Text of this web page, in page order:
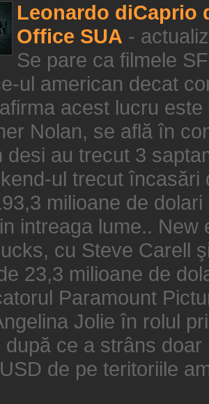
Leonardo diCaprio
Office SUA -
Se pare ca filmele
ul american decat
acest lucru
Nolan, se află în
desi au trecut 3
ul trecut încasări
milioane de
intreaga lume..
cu Steve Carell
23,3 milioane de
Paramount
Jolie în rolul
după ce a strâns
de pe teritoriile